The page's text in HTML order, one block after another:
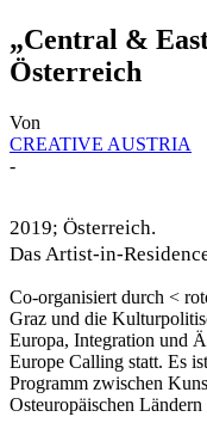
„Central &
Österreich
Von
CREATIVE AUSTRIA
-
2019; Österreich.
Das Artist-in-
Co-organisiert durch <
Graz und die
Europa, Integration und
Europe Calling statt. Es
Programm zwischen
Osteuropäischen